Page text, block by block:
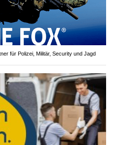
für Polizei, Militär, Security und Jagd